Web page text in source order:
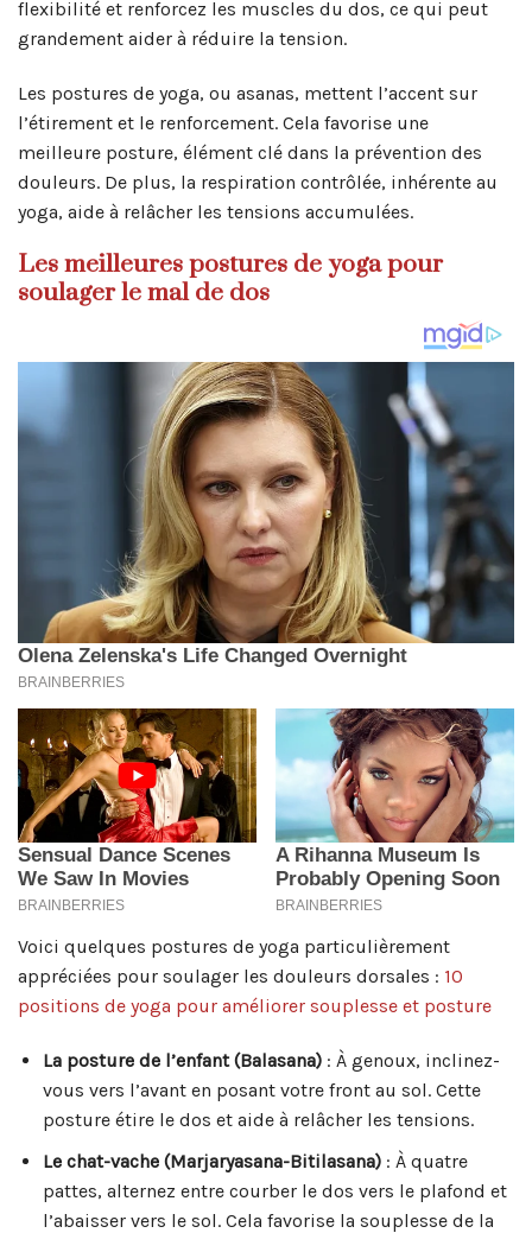
flexibilité et renforcez les muscles du dos, ce qui peut
grandement aider à réduire la tension.
Les postures de yoga, ou asanas, mettent l’accent sur
l’étirement et le renforcement. Cela favorise une
meilleure posture, élément clé dans la prévention des
douleurs. De plus, la respiration contrôlée, inhérente au
yoga, aide à relâcher les tensions accumulées.
Les meilleures postures de yoga pour
soulager le mal de dos
Voici quelques postures de yoga particulièrement
appréciées pour soulager les douleurs dorsales : 10
positions de yoga pour améliorer souplesse et posture
La posture de l’enfant (Balasana): À genoux, inclinez-
vous vers l’avant en posant votre front au sol. Cette
posture étire le dos et aide à relâcher les tensions.
Le chat-vache (Marjaryasana-Bitilasana): À quatre
pattes, alternez entre courber le dos vers le plafond et
l’abaisser vers le sol. Cela favorise la souplesse de la